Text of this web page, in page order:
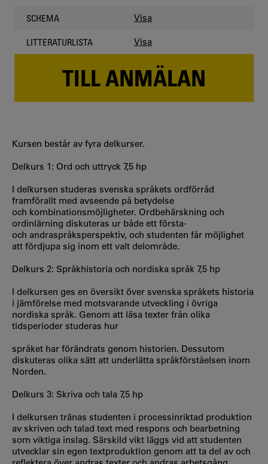
SCHEMA Visa
LITTERATURLISTA Visa
TILL ANMÄLAN
Kursen består av fyra delkurser.
Delkurs 1: Ord och uttryck 7,5 hp
I delkursen studeras svenska språkets ordförråd
framförallt med avseende på betydelse
och kombinationsmöjligheter. Ordbehärskning och
ordinlärning diskuteras ur både ett första-
och andraspråksperspektiv, och studenten får möjlighet
att fördjupa sig inom ett valt delområde.
Delkurs 2: Språkhistoria och nordiska språk 7,5 hp
I delkursen ges en översikt över svenska språkets historia
i jämförelse med motsvarande utveckling i övriga
nordiska språk. Genom att läsa texter från olika
tidsperioder studeras hur
språket har förändrats genom historien. Dessutom
diskuteras olika sätt att underlätta språkförståelsen inom
Norden.
Delkurs 3: Skriva och tala 7,5 hp
I delkursen tränas studenten i processinriktad produktion
av skriven och talad text med respons och bearbetning
som viktiga inslag. Särskild vikt läggs vid att studenten
utvecklar sin egen textproduktion genom att ta del av och